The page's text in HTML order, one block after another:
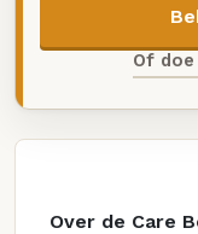
Of
Over de Care